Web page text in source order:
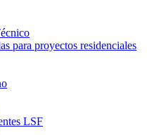
para proyectos residenciales
LSF